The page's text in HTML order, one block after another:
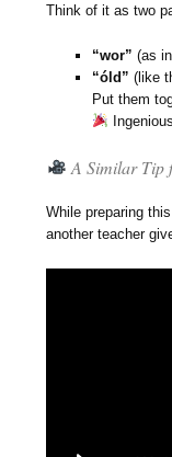
Think of it as two
“wor” (as
“óld” (like
Put them
A Similar Tip
While preparing
another teacher